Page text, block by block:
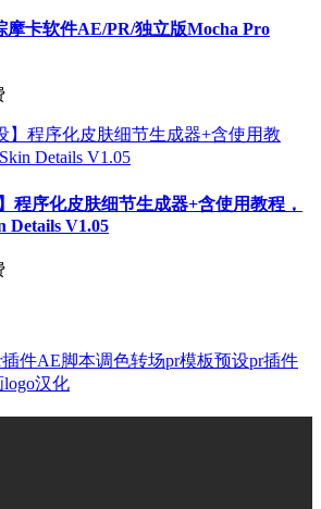
摩卡软件AE/PR/独立版Mocha Pro
程序化皮肤细节生成器+含使用教程，
Details V1.05
插件AE脚本调色转场pr模板预设pr插件
logo汉化